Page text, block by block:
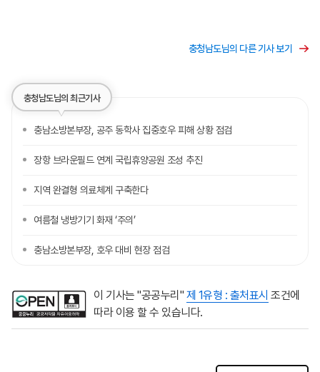
충청남도님의 다른 기사 보기
충청남도님의 최근기사
충남소방본부장, 공주 동학사 집중호우 피해 상황 점검
장항 브라운필드 연계 국립휴양공원 조성 추진
지역 완결형 의료체계 구축한다
여름철 냉방기기 화재 ‘주의’
충남소방본부장, 호우 대비 현장 점검
이 기사는 "공공누리" 제 1유형 : 출처표시 조건에
따라 이용 할 수 있습니다.